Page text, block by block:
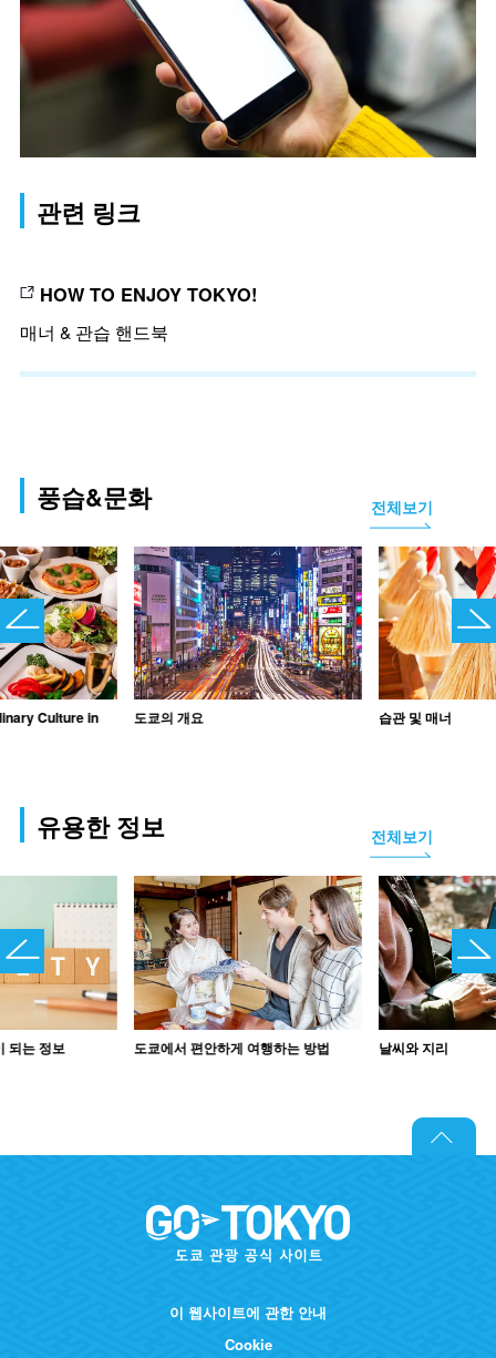
관련 링크
HOW TO ENJOY TOKYO!
매너 & 관습 핸드북
풍습&문화 전체보기
Culture in 도쿄의 개요 습관 및 매너
유용한 정보 전체보기
되는 정보 도쿄에서 편안하게 여행하는 방법 날씨와 지리
이 웹사이트에 관한 안내
Cookie